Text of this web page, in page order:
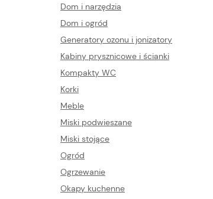
Dom i narzędzia
Dom i ogród
Generatory ozonu i jonizatory
Kabiny prysznicowe i ścianki
Kompakty WC
Korki
Meble
Miski podwieszane
Miski stojące
Ogród
Ogrzewanie
Okapy kuchenne